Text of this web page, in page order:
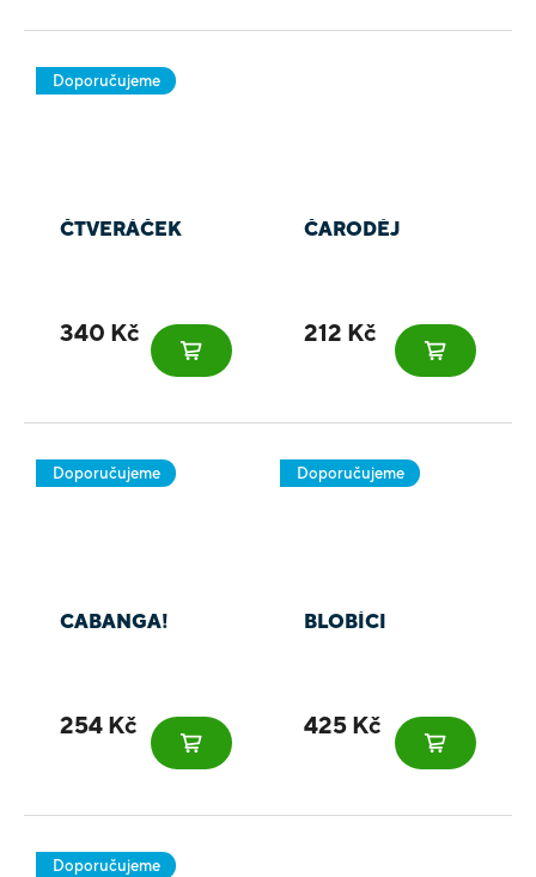
Doporučujeme
ČTVERÁČEK
340 Kč
ČARODĚJ
212 Kč
Doporučujeme
CABANGA!
254 Kč
Doporučujeme
BLOBÍCI
425 Kč
Doporučujeme